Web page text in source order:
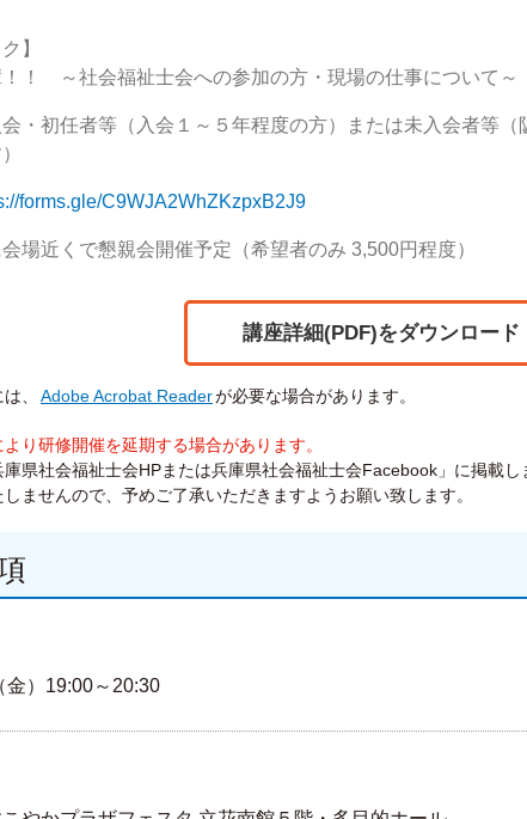
】
！ ～社会福祉士会への参加の方・現場の仕事について～
・初任者等（入会１～５年程度の方）または未入会者等
forms.gle/C9WJA2WhZKzpxB2J9
場近くで懇親会開催予定（希望者のみ 3,500円程度）
講座詳細(PDF)をダウンロード
、 Adobe Acrobat Readerが必要な場合があります。
り研修開催を延期する場合があります。
庫県社会福祉士会HPまたは兵庫県社会福祉士会Facebook」に掲載
ませんので、予めご了承いただきますようお願い致します。
金）19:00～20:30